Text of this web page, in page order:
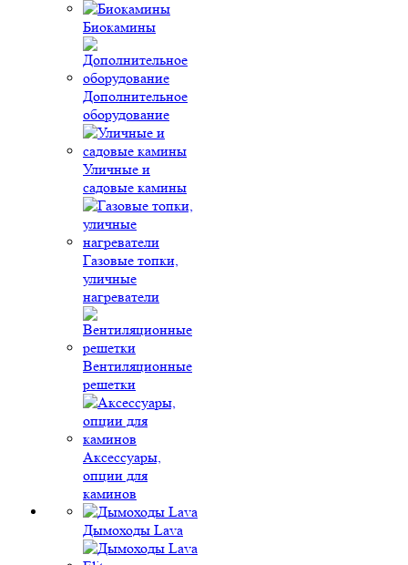
Биокамины
Дополнительное
оборудование
Уличные и
садовые камины
Газовые топки,
уличные
нагреватели
Вентиляционные
решетки
Аксессуары,
опции для
каминов
Дымоходы Lava